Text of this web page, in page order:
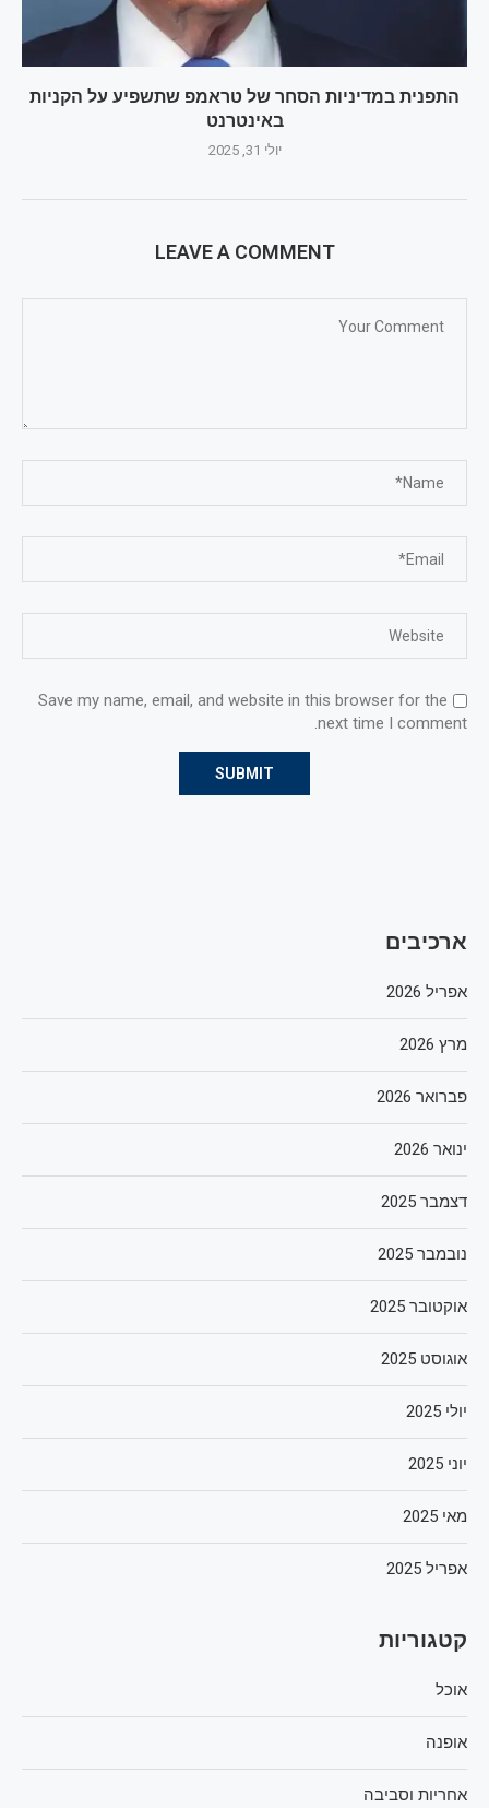
התפנית במדיניות הסחר של טראמפ שתשפיע על הקניות
באינטרנט
יולי 31, 2025
LEAVE A COMMENT
Save my name, email, and website in this browser for the
next time I comment.
ארכיבים
אפריל 2026
מרץ 2026
פברואר 2026
ינואר 2026
דצמבר 2025
נובמבר 2025
אוקטובר 2025
אוגוסט 2025
יולי 2025
יוני 2025
מאי 2025
אפריל 2025
קטגוריות
אוכל
אופנה
אחריות וסביבה